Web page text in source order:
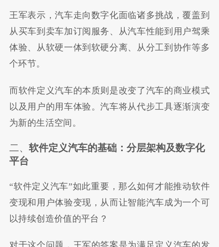
王军表示，汽车走向数字化面临诸多挑战，覆盖到
从买车到卖车加订阅服务、从汽车性能到用户驾乘
体验、从软硬一体到软硬分离、从分工到协作等多
个环节。
而软件定义汽车的本质则是改变了汽车的商业模式
以及用户的用车体验。汽车将从代步工具逐渐演变
为新的生活空间。
二、软件定义汽车的基础：分层架构及数字化
平台
“软件定义汽车”如此重要，那么如何才能推动软件
变现和用户体验变现，从而让智能汽车成为一个可
以持续创造价值的平台？
对于这个问题，王军的答案是为满足定义汽车的发